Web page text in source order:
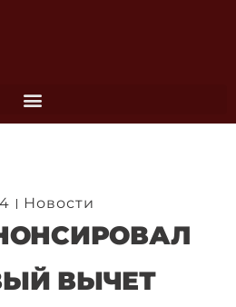
Новости
ВЫЧЕТ